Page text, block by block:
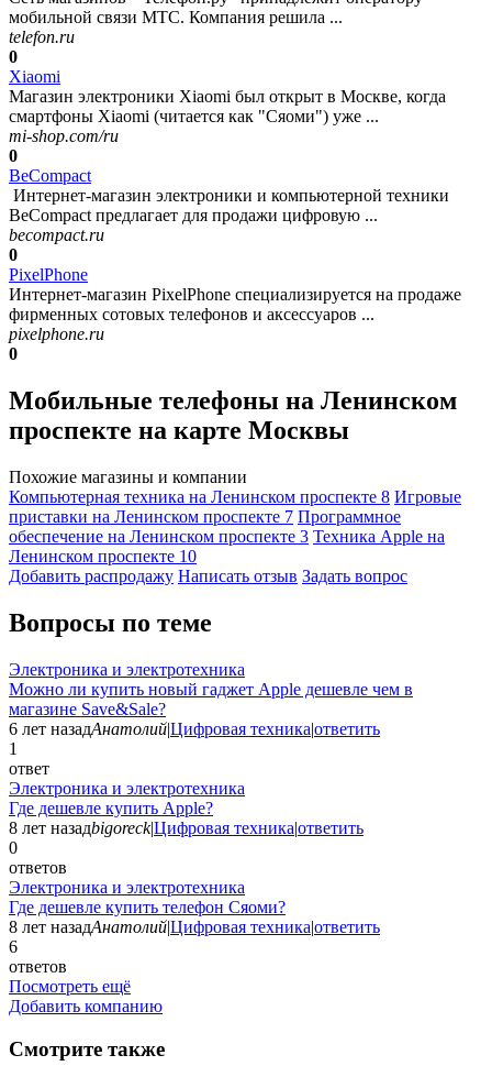
мобильной связи МТС. Компания решила ...
telefon.ru
0
Xiaomi
Магазин электроники Xiaomi был открыт в Москве, когда
смартфоны Xiaomi (читается как "Сяоми") уже ...
mi-shop.com/ru
0
BeCompact
Интернет-магазин электроники и компьютерной техники
BeCompact предлагает для продажи цифровую ...
becompact.ru
0
PixelPhone
Интернет-магазин PixelPhone специализируется на продаже
фирменных сотовых телефонов и аксессуаров ...
pixelphone.ru
0
Мобильные телефоны на Ленинском
проспекте на карте Москвы
Похожие магазины и компании
Компьютерная техника на Ленинском проспекте 8 Игровые
приставки на Ленинском проспекте 7 Программное
обеспечение на Ленинском проспекте 3 Техника Apple на
Ленинском проспекте 10
Добавить раcпродажу Написать отзыв Задать вопрос
Вопросы по теме
Электроника и электротехника
Можно ли купить новый гаджет Apple дешевле чем в
магазине Save&Sale?
6 лет назадАнатолий|Цифровая техника|ответить
1
ответ
Электроника и электротехника
Где дешевле купить Apple?
8 лет назадbigoreck|Цифровая техника|ответить
0
ответов
Электроника и электротехника
Где дешевле купить телефон Сяоми?
8 лет назадАнатолий|Цифровая техника|ответить
6
ответов
Посмотреть ещё
Добавить компанию
Смотрите также